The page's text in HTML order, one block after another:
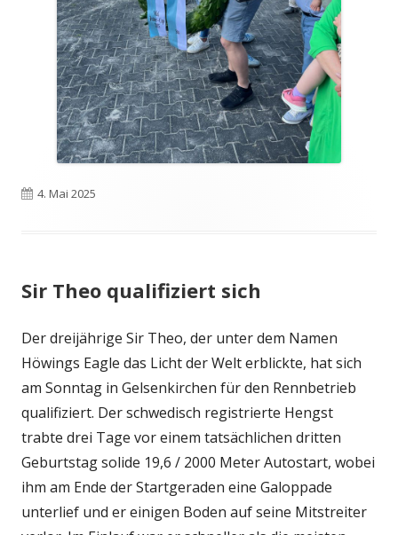
Veröffentlicht
4. Mai 2025
Sir Theo qualifiziert sich
Der dreijährige Sir Theo, der unter dem Namen
Höwings Eagle das Licht der Welt erblickte, hat sich
am Sonntag in Gelsenkirchen für den Rennbetrieb
qualifiziert. Der schwedisch registrierte Hengst
trabte drei Tage vor einem tatsächlichen dritten
Geburtstag solide 19,6 / 2000 Meter Autostart, wobei
ihm am Ende der Startgeraden eine Galoppade
unterlief und er einigen Boden auf seine Mitstreiter